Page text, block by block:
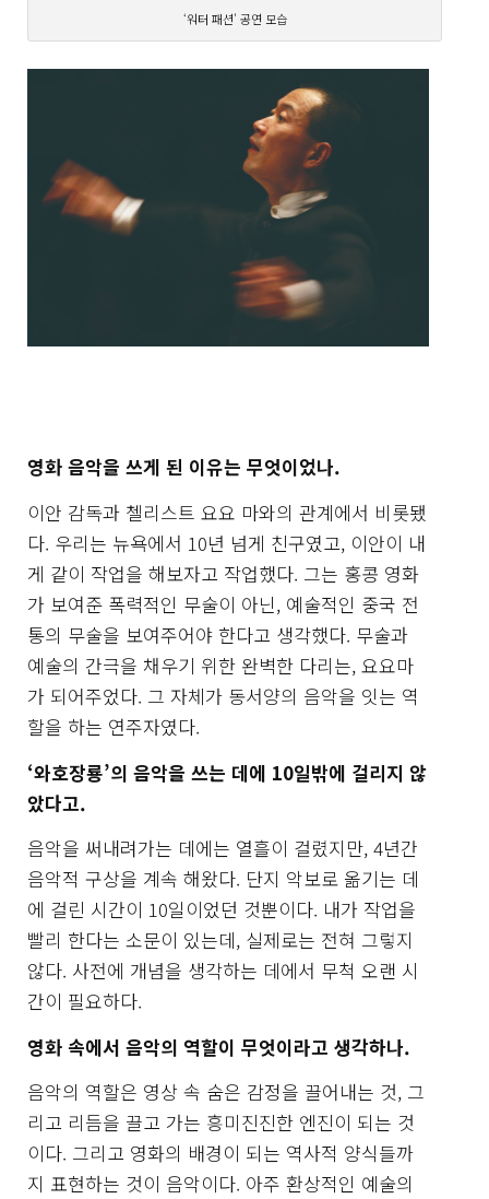
‘워터 패션’ 공연 모습
영화 음악을 쓰게 된 이유는 무엇이었나.
이안 감독과 첼리스트 요요 마와의 관계에서 비롯됐
다. 우리는 뉴욕에서 10년 넘게 친구였고, 이안이 내
게 같이 작업을 해보자고 작업했다. 그는 홍콩 영화
가 보여준 폭력적인 무술이 아닌, 예술적인 중국 전
통의 무술을 보여주어야 한다고 생각했다. 무술과
예술의 간극을 채우기 위한 완벽한 다리는, 요요마
가 되어주었다. 그 자체가 동서양의 음악을 잇는 역
할을 하는 연주자였다.
‘와호장룡’의 음악을 쓰는 데에 10일밖에 걸리지 않
았다고.
음악을 써내려가는 데에는 열흘이 걸렸지만, 4년간
음악적 구상을 계속 해왔다. 단지 악보로 옮기는 데
에 걸린 시간이 10일이었던 것뿐이다. 내가 작업을
빨리 한다는 소문이 있는데, 실제로는 전혀 그렇지
않다. 사전에 개념을 생각하는 데에서 무척 오랜 시
간이 필요하다.
영화 속에서 음악의 역할이 무엇이라고 생각하나.
음악의 역할은 영상 속 숨은 감정을 끌어내는 것, 그
리고 리듬을 끌고 가는 흥미진진한 엔진이 되는 것
이다. 그리고 영화의 배경이 되는 역사적 양식들까
지 표현하는 것이 음악이다. 아주 환상적인 예술의